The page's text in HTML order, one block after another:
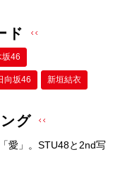
ド
坂46
向坂46 新垣結衣
グ
愛」。STU48と2nd写